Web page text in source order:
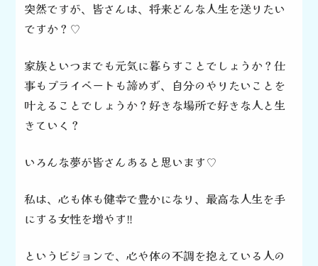
突然ですが、皆さんは、将来どんな人生を送りたい
ですか？♡
家族といつまでも元気に暮らすことでしょうか？仕
事もプライベートも諦めず、
自分のやりたいことを
叶えることでしょうか？好きな場所で好きな人と生
きていく？
いろんな夢が皆さんあると思います♡
私は、心も体も健幸で豊かになり、最高な人生を手
にする女性を増やす‼️
というビジョンで、心や体の不調を抱えている人の